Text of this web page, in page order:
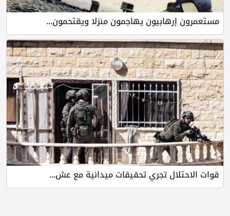
مستعمرون إرهابيون يهاجمون منزلا ويقتحمون...
قوات الاحتلال تجري تحقيقات ميدانية مع عش...